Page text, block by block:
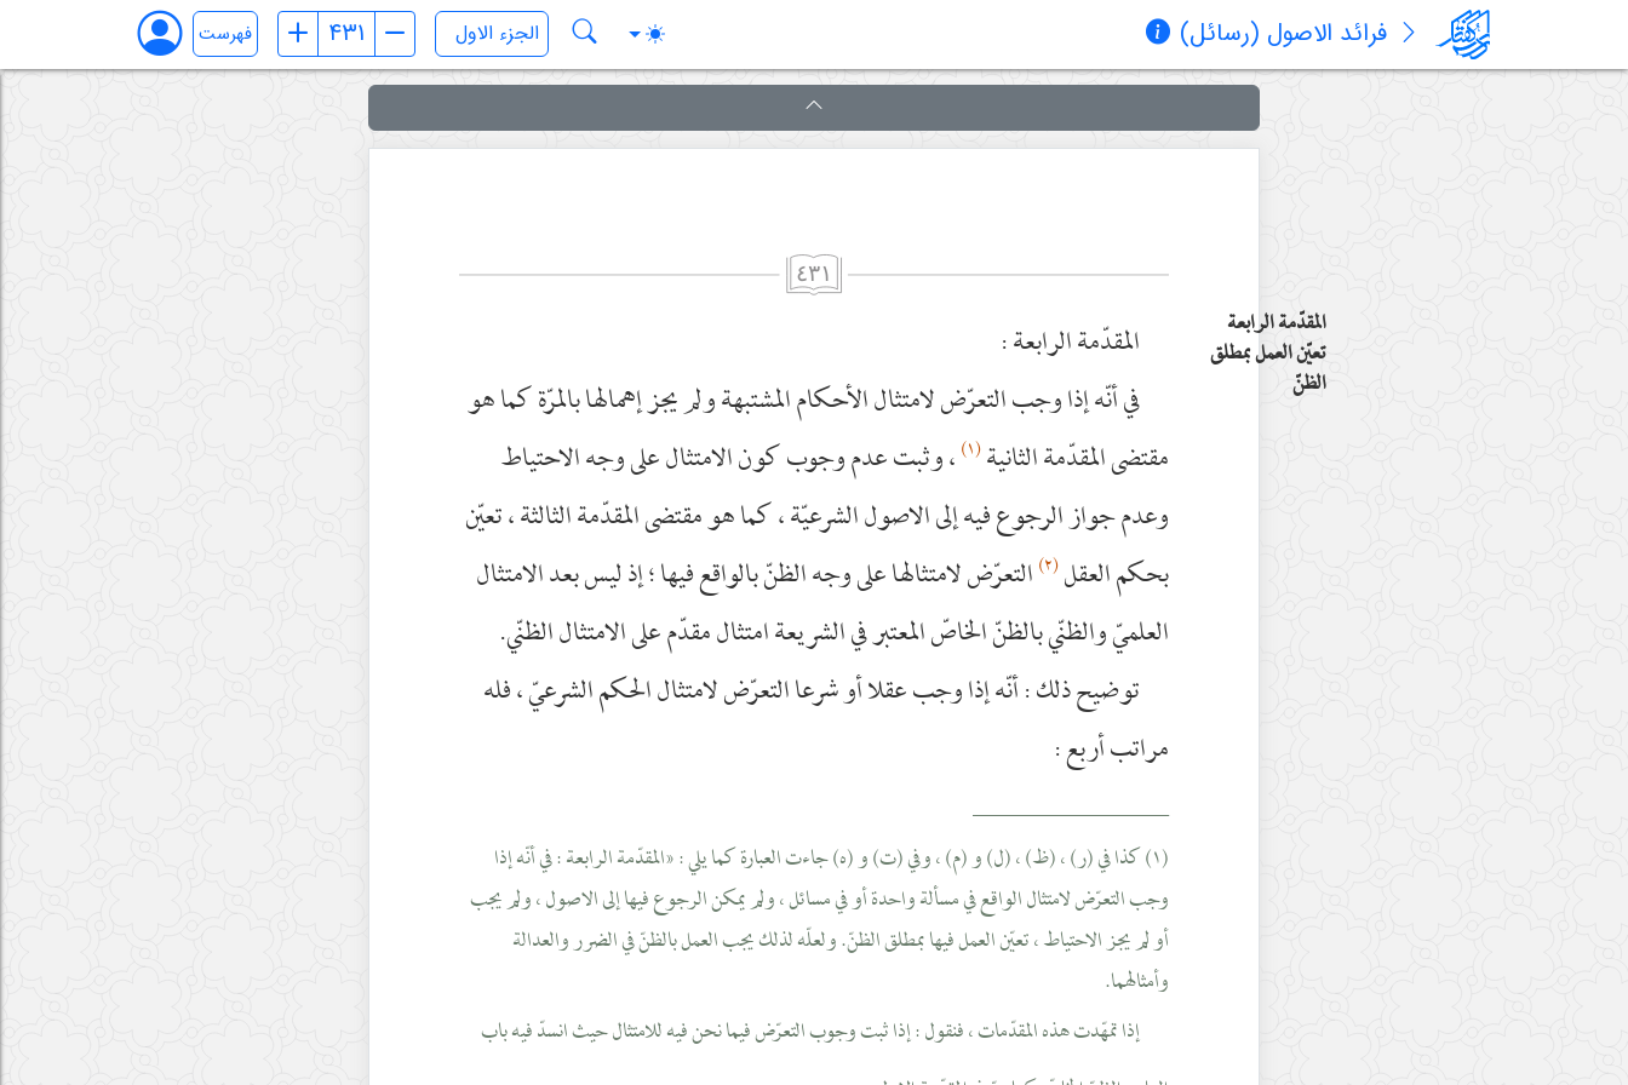
فرائد الاصول (رسائل) فهرست
٤٣١
المقدّمة الرابعة
تعيّن العمل بمطلق
الظنّ
المقدّمة الرابعة :
في أنّه إذا وجب التعرّض لامتثال الأحكام المشتبهة ولم يجز إهمالها بالمرّة كما هو
مقتضى المقدّمة الثانية(١) ، وثبت عدم وجوب كون الامتثال على وجه الاحتياط
وعدم جواز الرجوع فيه إلى الاصول الشرعيّة ، كما هو مقتضى المقدّمة الثالثة ، تعيّن
بحكم العقل(٢) التعرّض لامتثالها على وجه الظنّ بالواقع فيها ؛ إذ ليس بعد الامتثال
العلميّ والظنّي بالظنّ الخاصّ المعتبر في الشريعة امتثال مقدّم على الامتثال الظنّي.
توضيح ذلك : أنّه إذا وجب عقلا أو شرعا التعرّض لامتثال الحكم الشرعيّ ، فله
مراتب أربع :
__________________
(١) كذا في (ر) ، (ظ) ، (ل) و (م) ، وفي (ت) و (ه) جاءت العبارة كما يلي : «المقدّمة الرابعة : في أنّه إذا
وجب التعرّض لامتثال الواقع في مسألة واحدة أو في مسائل ، ولم يمكن الرجوع فيها إلى الاصول ، ولم يجب
أو لم يجز الاحتياط ، تعيّن العمل فيها بمطلق الظنّ. ولعلّه لذلك يجب العمل بالظنّ في الضرر والعدالة
وأمثالهما.
إذا تمهّدت هذه المقدّمات ، فنقول : إذا ثبت وجوب التعرّض فيما نحن فيه للامتثال حيث انسدّ فيه باب